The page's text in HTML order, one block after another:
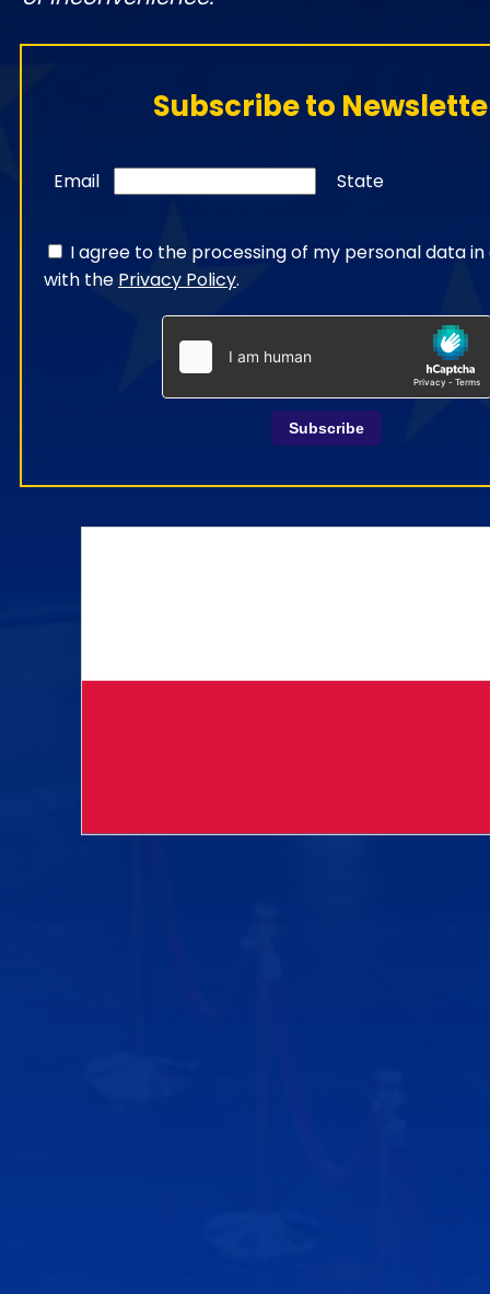
Subscribe to
Email State
I agree to the processing of my personal data
with the Privacy Policy.
Subscribe